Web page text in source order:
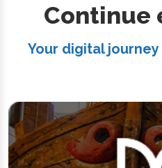
Continue
Your digital